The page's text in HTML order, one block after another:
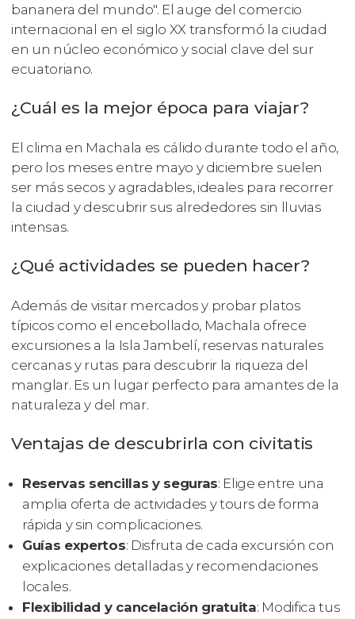
bananera del mundo". El auge del comercio
internacional en el siglo XX transformó la ciudad
en un núcleo económico y social clave del sur
ecuatoriano.
¿Cuál es la mejor época para viajar?
El clima en Machala es cálido durante todo el año,
pero los meses entre mayo y diciembre suelen
ser más secos y agradables, ideales para recorrer
la ciudad y descubrir sus alrededores sin lluvias
intensas.
¿Qué actividades se pueden hacer?
Además de visitar mercados y probar platos
típicos como el encebollado, Machala ofrece
excursiones a la Isla Jambelí, reservas naturales
cercanas y rutas para descubrir la riqueza del
manglar. Es un lugar perfecto para amantes de la
naturaleza y del mar.
Ventajas de descubrirla con civitatis
Reservas sencillas y seguras: Elige entre una
amplia oferta de actividades y tours de forma
rápida y sin complicaciones.
Guías expertos: Disfruta de cada excursión con
explicaciones detalladas y recomendaciones
locales.
Flexibilidad y cancelación gratuita: Modifica tus